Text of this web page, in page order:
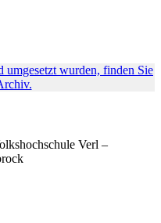
umgesetzt wurden, finden Sie
Verl –